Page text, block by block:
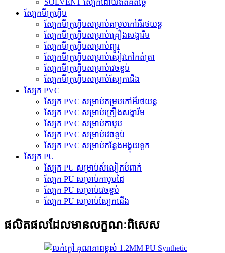
ស្បែកមីក្រូហ្វីប
ស្បែកមីក្រូហ្វីបសម្រាប់គម្របកៅអីរថយន្ត
ស្បែកមីក្រូហ្វីបសម្រាប់គ្រឿងសង្ហារឹម
ស្បែកមីក្រូហ្វីបសម្រាប់ព្យួរ
ស្បែកមីក្រូហ្វីបសម្រាប់សៀវភៅកត់ត្រា
ស្បែកមីក្រូហ្វីបសម្រាប់វេចខ្ចប់
ស្បែកមីក្រូហ្វីបសម្រាប់ស្បែកជើង
ស្បែក PVC
ស្បែក PVC សម្រាប់គម្របកៅអីរថយន្ត
ស្បែក PVC សម្រាប់គ្រឿងសង្ហារឹម
ស្បែក PVC សម្រាប់កាបូប
ស្បែក PVC សម្រាប់វេចខ្ចប់
ស្បែក PVC សម្រាប់កន្លែងអង្គុយទូក
ស្បែក PU
ស្បែក PU សម្រាប់សំលៀកបំពាក់
ស្បែក PU សម្រាប់កាបូបដៃ
ស្បែក PU សម្រាប់វេចខ្ចប់
ស្បែក PU សម្រាប់ស្បែកជើង
ផលិតផលដែលមានលក្ខណៈពិសេស